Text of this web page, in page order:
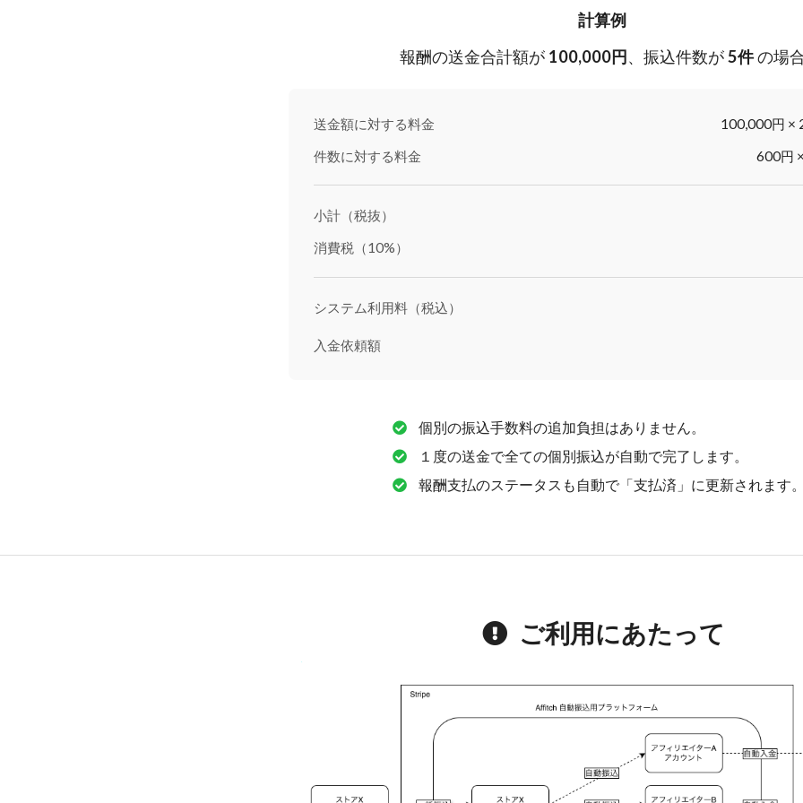
計算例
報酬の送金合計額が 100,000円、振込件数が5件の場
送金額に対する料金 100,000円 ×
件数に対する料金 600円
小計（税抜）
消費税（10%）
システム利用料（税込）
入金依頼額
個別の振込手数料の追加負担はありません。
１度の送金で全ての個別振込が自動で完了します。
報酬支払のステータスも自動で「支払済」に更新されます
ご利用にあたって